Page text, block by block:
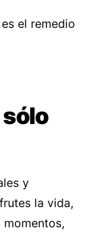
el remedio
sólo
y
la vida,